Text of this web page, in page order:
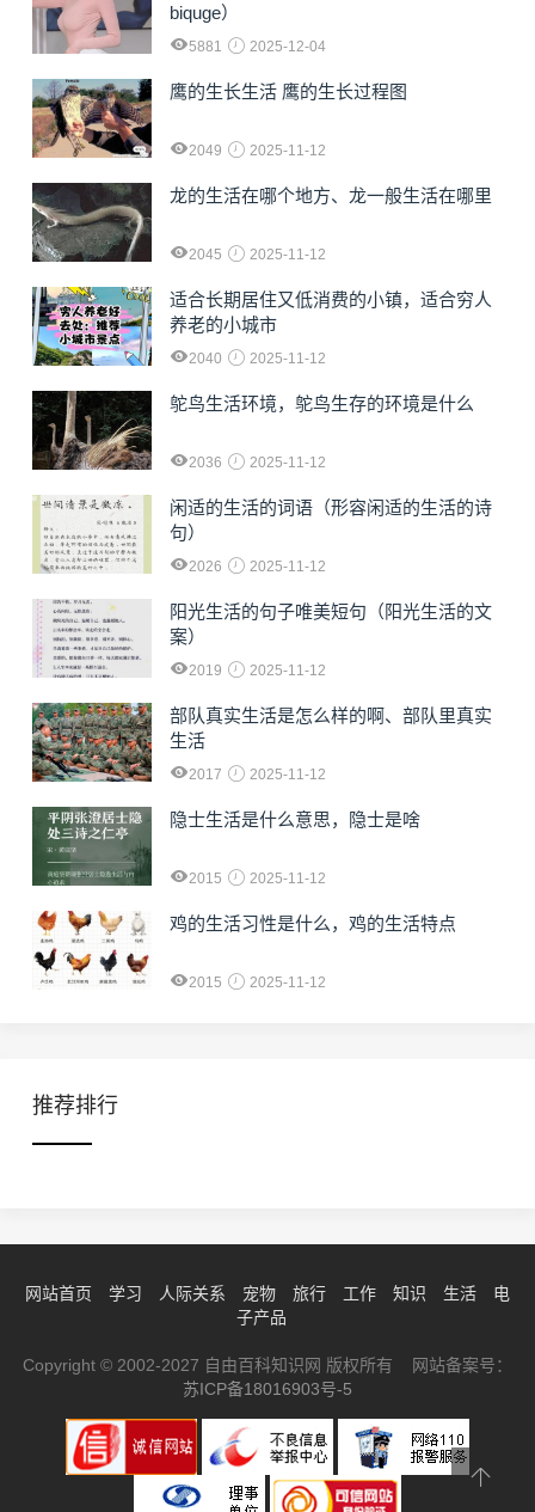
biquge）
5881 2025-12-04
鹰的生长生活 鹰的生长过程图
2049 2025-11-12
龙的生活在哪个地方、龙一般生活在哪里
2045 2025-11-12
适合长期居住又低消费的小镇，适合穷人
养老的小城市
2040 2025-11-12
鸵鸟生活环境，鸵鸟生存的环境是什么
2036 2025-11-12
闲适的生活的词语（形容闲适的生活的诗
句）
2026 2025-11-12
阳光生活的句子唯美短句（阳光生活的文
案）
2019 2025-11-12
部队真实生活是怎么样的啊、部队里真实
生活
2017 2025-11-12
隐士生活是什么意思，隐士是啥
2015 2025-11-12
鸡的生活习性是什么，鸡的生活特点
2015 2025-11-12
推荐排行
网站首页 学习 人际关系 宠物 旅行 工作 知识 生活
电
子产品
Copyright © 2002-2027 自由百科知识网 版权所有 网站备案号：
苏ICP备18016903号-5